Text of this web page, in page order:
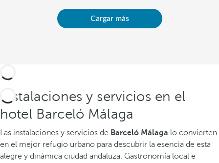
Cargar más
Instalaciones y servicios en el
hotel Barceló Málaga
Las instalaciones y servicios de Barceló Málaga lo convierten
en el mejor refugio urbano para descubrir la esencia de esta
alegre y dinámica ciudad andaluza. Gastronomía local e